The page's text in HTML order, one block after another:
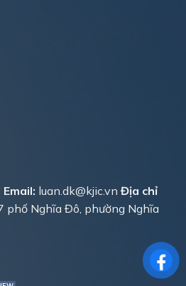
Email: luan.dk@kjic.vn Địa chỉ
phố Nghĩa Đô, phường Nghĩa